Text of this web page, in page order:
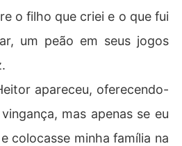
o filho que criei e o que fui
um peão em seus jogos
apareceu, oferecendo-
mas apenas se eu
colocasse minha família na